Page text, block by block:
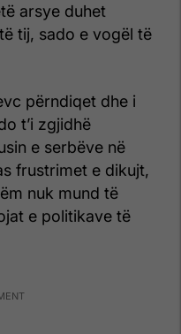
arsye duhet
tij, sado e vogël të
përndiqet dhe i
t’i zgjidhë
e serbëve në
frustrimet e dikujt,
nuk mund të
e politikave të